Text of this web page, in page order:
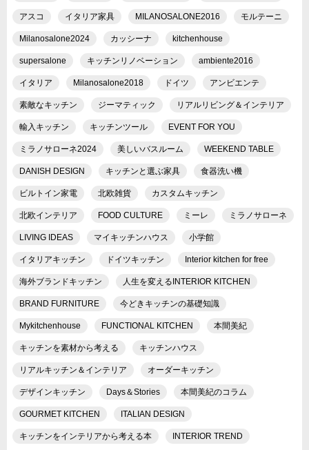
アスコ イタリア家具 MILANOSALONE2016 モルテーニ
Milanosalone2024 カッシーナ kitchenhouse
supersalone キッチンリノベーション ambiente2016
イタリア Milanosalone2018 ドイツ アンビエンテ
素敵なキッチン ジーマティック リアルリビング＆インテリア
輸入キッチン キッチンツール EVENT FOR YOU
ミラノサローネ2024 美しいバスルーム WEEKEND TABLE
DANISH DESIGN キッチンと選ぶ家具 食器洗い機
ビルトイン家電 北欧雑貨 カスタムキッチン
北欧インテリア FOOD CULTURE ミーレ ミラノサローネ
LIVING IDEAS マイキッチンハウス 小学館
イタリアキッチン ドイツキッチン Interior kitchen for free
海外ブランドキッチン 人生を変えるINTERIOR KITCHEN
BRAND FURNITURE 今どきキッチンの基礎知識
Mykitchenhouse FUNCTIONAL KITCHEN 本間美紀
キッチンを素材から考える キッチンハウス
リアルキッチン＆インテリア オーダーキッチン
デザインキッチン Days＆Stories 本間美紀のコラム
GOURMET KITCHEN ITALIAN DESIGN
キッチンをインテリアから考える本 INTERIOR TREND